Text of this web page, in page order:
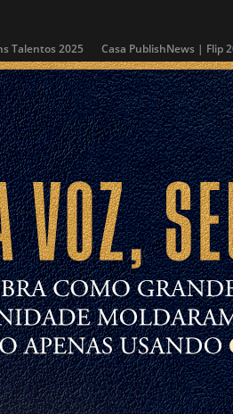
Talentos 2025 Casa PublishNews | Flip